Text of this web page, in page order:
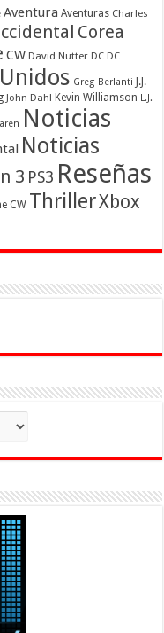
Aventura Aventuras Charles
Corea
CW David Nutter DC DC
Greg Berlanti J.J.
John Dahl Kevin Williamson L.J.
Noticias
Noticias
3 PS3 Reseñas
CW ThrillerXbox